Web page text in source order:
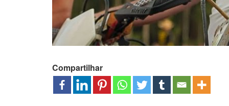
Compartilhar